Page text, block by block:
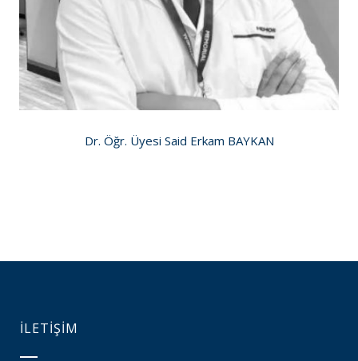
Dr. Öğr. Üyesi Said Erkam BAYKAN
İLETİŞİM